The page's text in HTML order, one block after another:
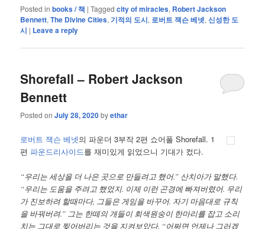
Posted in books / 책 |Tagged city of miracles, Robert Jackson
Bennett,The Divine Cities,기적의 도시, 로버트 잭슨 베넷,신성한 도
시 | Leave a reply
Shorefall – Robert Jackson
Bennett
Posted onJuly 28, 2020byethar
로버트 잭슨 베넷의 파운더 3부작 2편 쇼어폴 Shorefall. 1
편파운드리사이드를 재미있게 읽었으니 기대가 컸다.
“우리는 세상을 더 나은 곳으로 만들려고 했어.” 산치아가 말했다.
“우리는 도움을 주려고 했었지. 이제 이런 곤경에 빠져버렸어. 우리
가 진보하려 할때마다, 그들은 게임을 바꾸어. 자기 마음대로 규칙
을 바꿔버려.” 그는 한떼의 개들이 회색원숭이 한마리를 잡고 소리
치는 그대로 찢어버리는 것을 지켜보았다. “어쩌면 언제나 그러겠